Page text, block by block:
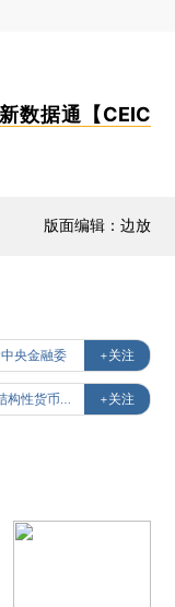
数据通【CEIC
版面编辑：边放
央金融委 +关注
#结构性货币政策 +关注